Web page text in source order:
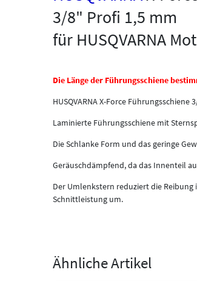
3/8" Profi 1,5 mm
für HUSQVARNA
Die Länge der Führungsschiene
HUSQVARNA X-Force Führungsschiene
Laminierte Führungsschiene mit
Die Schlanke Form und das geringe
Geräuschdämpfend, da das Innenteil
Der Umlenkstern reduziert die
Schnittleistung um.
Ähnliche Artikel